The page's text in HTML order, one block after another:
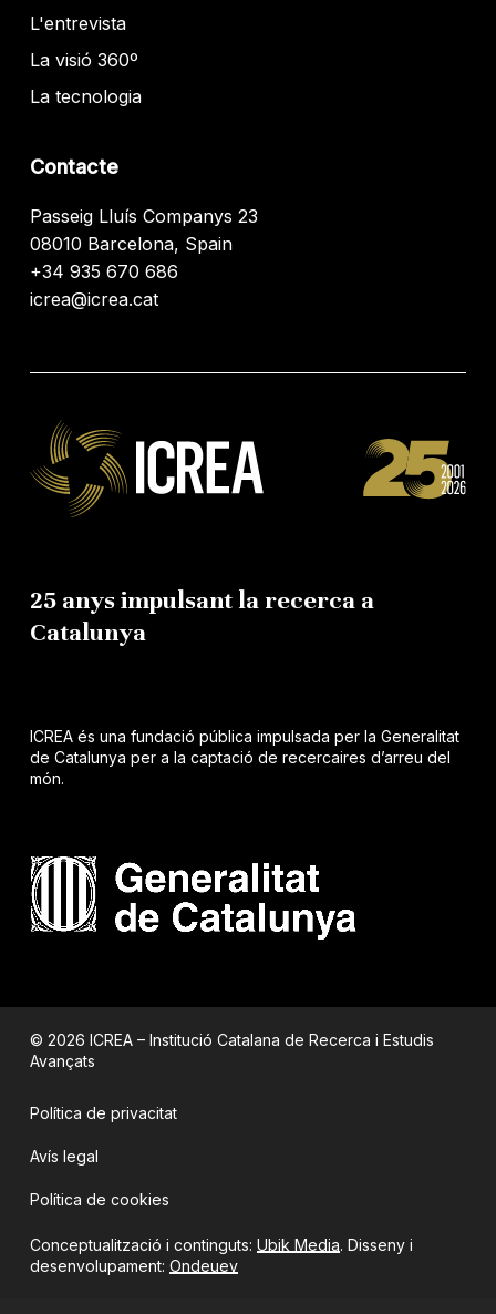
L'entrevista
La visió 360º
La tecnologia
Contacte
Passeig Lluís Companys 23
08010 Barcelona, Spain
+34 935 670 686
icrea@icrea.cat
25 anys impulsant la recerca a
Catalunya
ICREA és una fundació pública impulsada per la Generalitat
de Catalunya per a la captació de recercaires d’arreu del
món.
© 2026 ICREA – Institució Catalana de Recerca i Estudis
Avançats
Política de privacitat
Avís legal
Política de cookies
Conceptualització i continguts: Ubik Media. Disseny i
desenvolupament: Ondeuev